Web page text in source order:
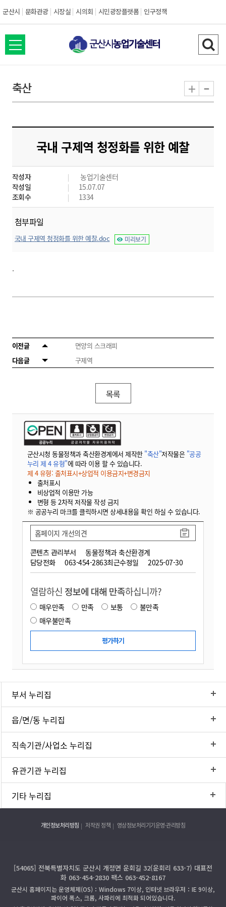
군산시 문화관광 시장실 시의회 시민광장플랫폼 인구정책
전
체
뉴
열
검
색
기
축산 + -
국내 구제역 청정화를 위한 예찰
작성자
농업기술센터
작성일
15.07.07
조회수
1334
첨부파일
국내 구제역 청정화를 위한 예찰.doc 미리보기
.
이전글
면양의 스크래피
다음글
구제역
목록
군산시청 동물정책과 축산환경계에서 제작한 "축산"저작물은 "공공
누리 제 4 유형"에 따라 이용 할 수 있습니다.
제 4 유형: 출처표시+상업적 이용금지+변경금지
출처표시
비상업적 이용만 가능
변형 등 2차적 저작물 작성 금지
※ 공공누리 마크를 클릭하시면 상세내용을 확인 하실 수 있습니다.
콘텐츠 관리부서
동물정책과 축산환경계
담당전화
063-454-2863최근수정일 2025-07-30
홈페이지 개선의견
열람하신 정보에 대해 만족하십니까?
매우만족 만족 보통
불만족
매우불만족
부서 누리집
읍/면/동 누리집
직속기관/사업소 누리집
유관기관 누리집
기타 누리집
개인정보처리방침 저작권 정책 영상정보처리기기운영·관리방침
[54065] 전북특별자치도 군산시 개정면 운회길 32(운회리 633-7) 대표전
화 063-454-2830 팩스 063-452-8167
군산시 홈페이지는 운영체제(OS)：Windows 7이상, 인터넷 브라우저：IE 9이상,
파이어 폭스, 크롬, 사파리에 최적화 되어있습니다.